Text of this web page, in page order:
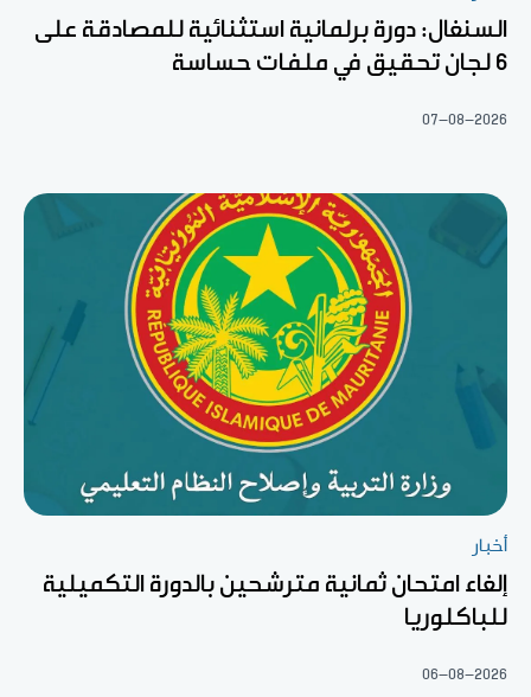
السنغال: دورة برلمانية استثنائية للمصادقة على
6 لجان تحقيق في ملفات حساسة
07-08-2026
أخبار
إلغاء امتحان ثمانية مترشحين بالدورة التكميلية
للباكلوريا
06-08-2026